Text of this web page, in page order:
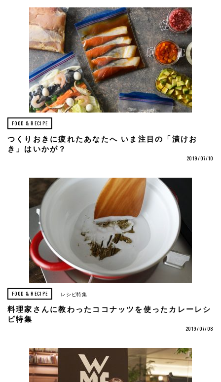
FOOD & RECIPE
つくりおきに疲れたあなたへ いま注目の「漬けお
き」はいかが？
2019/07/10
FOOD & RECIPE レシピ特集
料理家さんに教わったココナッツを使ったカレーレシ
ピ特集
2019/07/08